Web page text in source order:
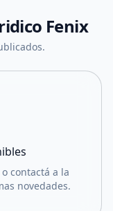
Fenix
contactá a la
novedades.